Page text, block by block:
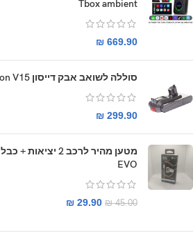
Tbox ambient
₪ 669.90
סוללה לשואב אבק דייסון dyson V15
₪ 299.90
מטען מהיר לרכב 2 יציאות + כבל
EVO
₪45.00
₪ 29.90